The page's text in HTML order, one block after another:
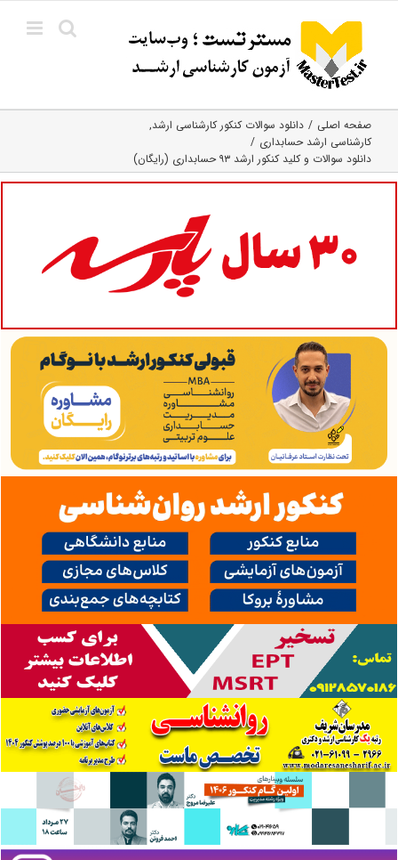
content
صفحه اصلی
دانلود سوالات کنکور کارشناسی ارشد
کارشناسی ارشد حسابداری
دانلود سوالات و کلید کنکور ارشد ۹۳ حسابداری (رایگان)